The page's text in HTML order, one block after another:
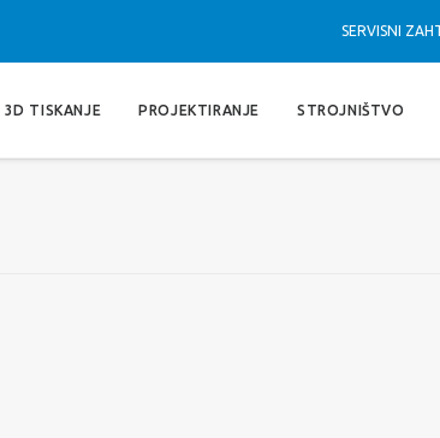
SERVISNI
3D TISKANJE PROJEKTIRANJE STROJNIŠTVO